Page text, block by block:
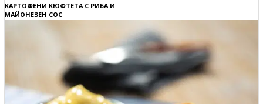
КАРТОФЕНИ КЮФТЕТА С РИБА И
МАЙОНЕЗЕН СОС